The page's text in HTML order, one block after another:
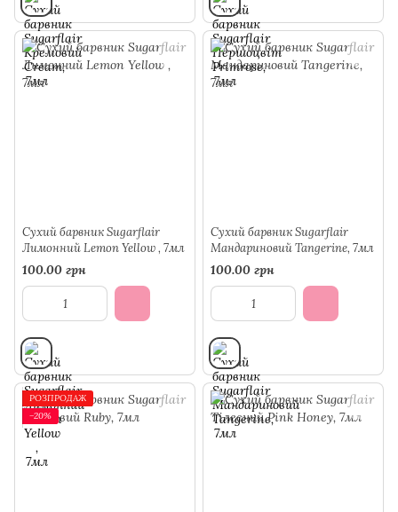
Сухий барвник Sugarflair
Лимонний Lemon Yellow , 7мл
100.00 грн
Сухий барвник Sugarflair
Мандариновий Tangerine, 7мл
100.00 грн
РОЗПРОДАЖ
−20%